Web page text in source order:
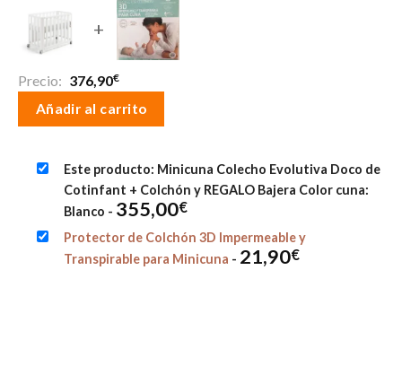
+
Precio: 376,90€
Añadir al carrito
Este producto: Minicuna Colecho Evolutiva Doco de
Cotinfant + Colchón y REGALO Bajera Color cuna:
Blanco - 355,00€
Protector de Colchón 3D Impermeable y
Transpirable para Minicuna - 21,90€